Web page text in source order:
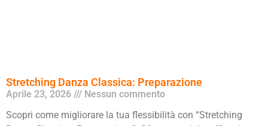
Stretching Danza Classica: Preparazione
Aprile 23, 2026
Nessun commento
Scopri come migliorare la tua flessibilità con “Stretching